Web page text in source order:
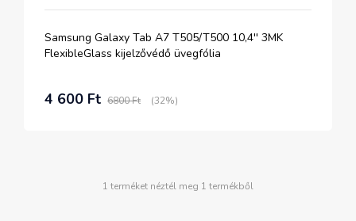
Samsung Galaxy Tab A7 T505/T500 10,4'' 3MK
FlexibleGlass kijelzővédő üvegfólia
4 600 Ft 6800 Ft (32%)
1 terméket néztél meg 1 termékből